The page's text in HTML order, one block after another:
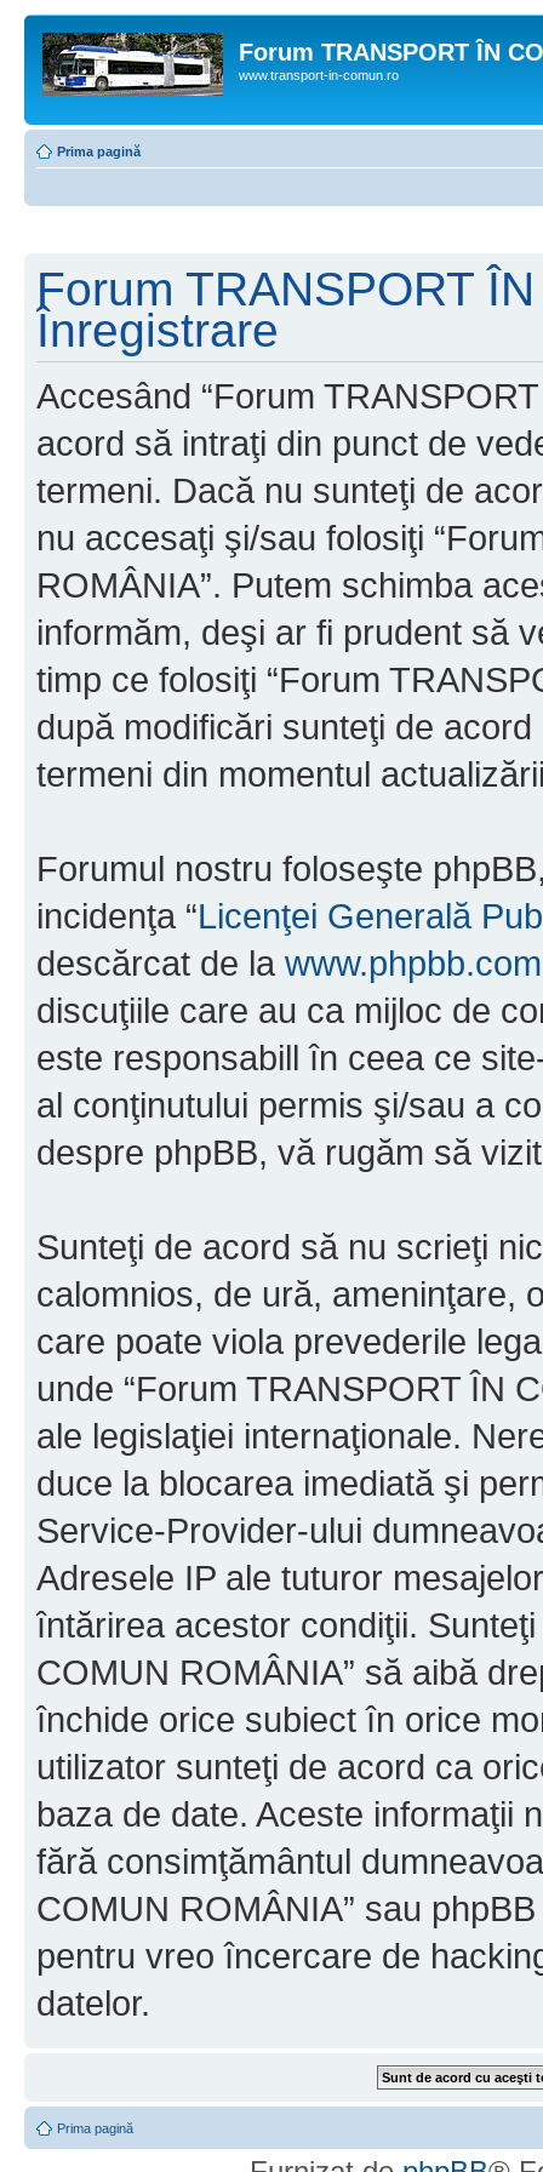
Forum TRANSPORT ÎN
www.transport-in-comun.ro
Prima pagină
Forum TRANSPORT
Înregistrare
Accesând “Forum
acord să intraţi din punct de
termeni. Dacă nu sunteţi de
nu accesaţi şi/sau folosiţi
ROMÂNIA”. Putem schimba
informăm, deşi ar fi prudent să
timp ce folosiţi “Forum
după modificări sunteţi de
termeni din momentul
Forumul nostru foloseşte
incidenţa “Licenţei Generală
descărcat de la www.phpbb.com
discuţiile care au ca mijloc de
este responsabill în ceea ce
al conţinutului permis şi/sau a
despre phpBB, vă rugăm să
Sunteţi de acord să nu scrieţi
calomnios, de ură, ameninţare,
care poate viola prevederile
unde “Forum TRANSPORT ÎN
ale legislaţiei internaţionale.
duce la blocarea imediată şi
Service-Provider-ului
Adresele IP ale tuturor
întărirea acestor condiţii.
COMUN ROMÂNIA” să aibă
închide orice subiect în orice
utilizator sunteţi de acord ca
baza de date. Aceste informaţii
fără consimţământul
COMUN ROMÂNIA” sau
pentru vreo încercare de
datelor.
Prima pagină